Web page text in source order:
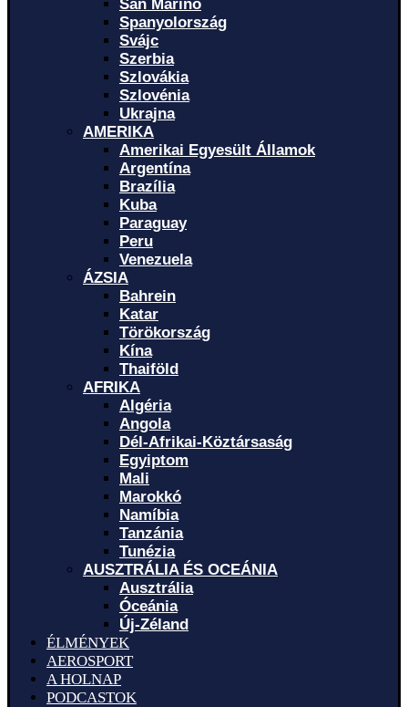
San Marino
Spanyolország
Svájc
Szerbia
Szlovákia
Szlovénia
Ukrajna
AMERIKA
Amerikai Egyesült Államok
Argentína
Brazília
Kuba
Paraguay
Peru
Venezuela
ÁZSIA
Bahrein
Katar
Törökország
Kína
Thaiföld
AFRIKA
Algéria
Angola
Dél-Afrikai-Köztársaság
Egyiptom
Mali
Marokkó
Namíbia
Tanzánia
Tunézia
AUSZTRÁLIA ÉS OCEÁNIA
Ausztrália
Óceánia
Új-Zéland
ÉLMÉNYEK
AEROSPORT
A HOLNAP
PODCASTOK